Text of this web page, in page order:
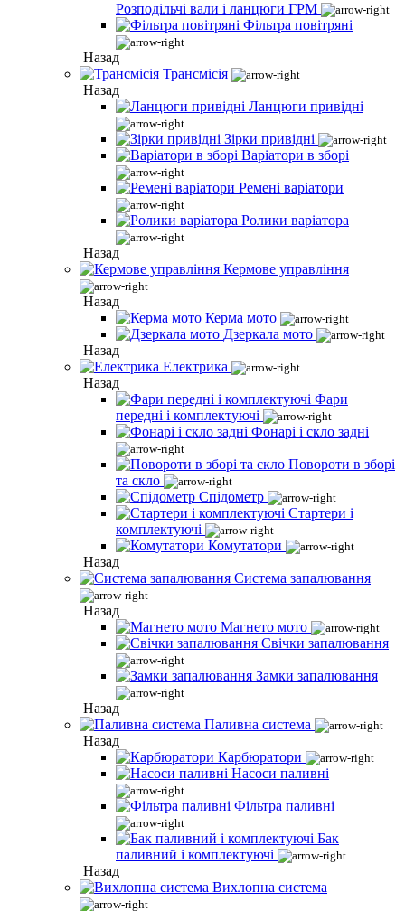
Розподільчі вали і ланцюги ГРМ
Фільтра повітряні
Назад
Трансмісія
Назад
Ланцюги привідні
Зірки привідні
Варіатори в зборі
Ремені варіатори
Ролики варіатора
Назад
Кермове управління
Назад
Керма мото
Дзеркала мото
Назад
Електрика
Назад
Фари
передні і комплектуючі
Фонарі і скло задні
Повороти в зборі
та скло
Спідометр
Стартери і
комплектуючі
Комутатори
Назад
Система запалювання
Назад
Магнето мото
Свічки запалювання
Замки запалювання
Назад
Паливна система
Назад
Карбюратори
Насоси паливні
Фільтра паливні
Бак
паливний і комплектуючі
Назад
Вихлопна система